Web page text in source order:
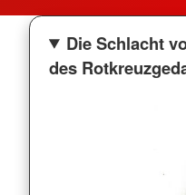
Die Schlacht
des